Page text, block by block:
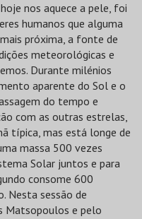
nos aquece a pele, foi
humanos que alguma
próxima, a fonte de
meteorológicas e
Durante milénios
aparente do Sol e o
do tempo e
com as outras estrelas,
típica, mas está longe de
massa 500 vezes
Solar juntos e para
consome 600
Nesta sessão de
Matsopoulos e pelo